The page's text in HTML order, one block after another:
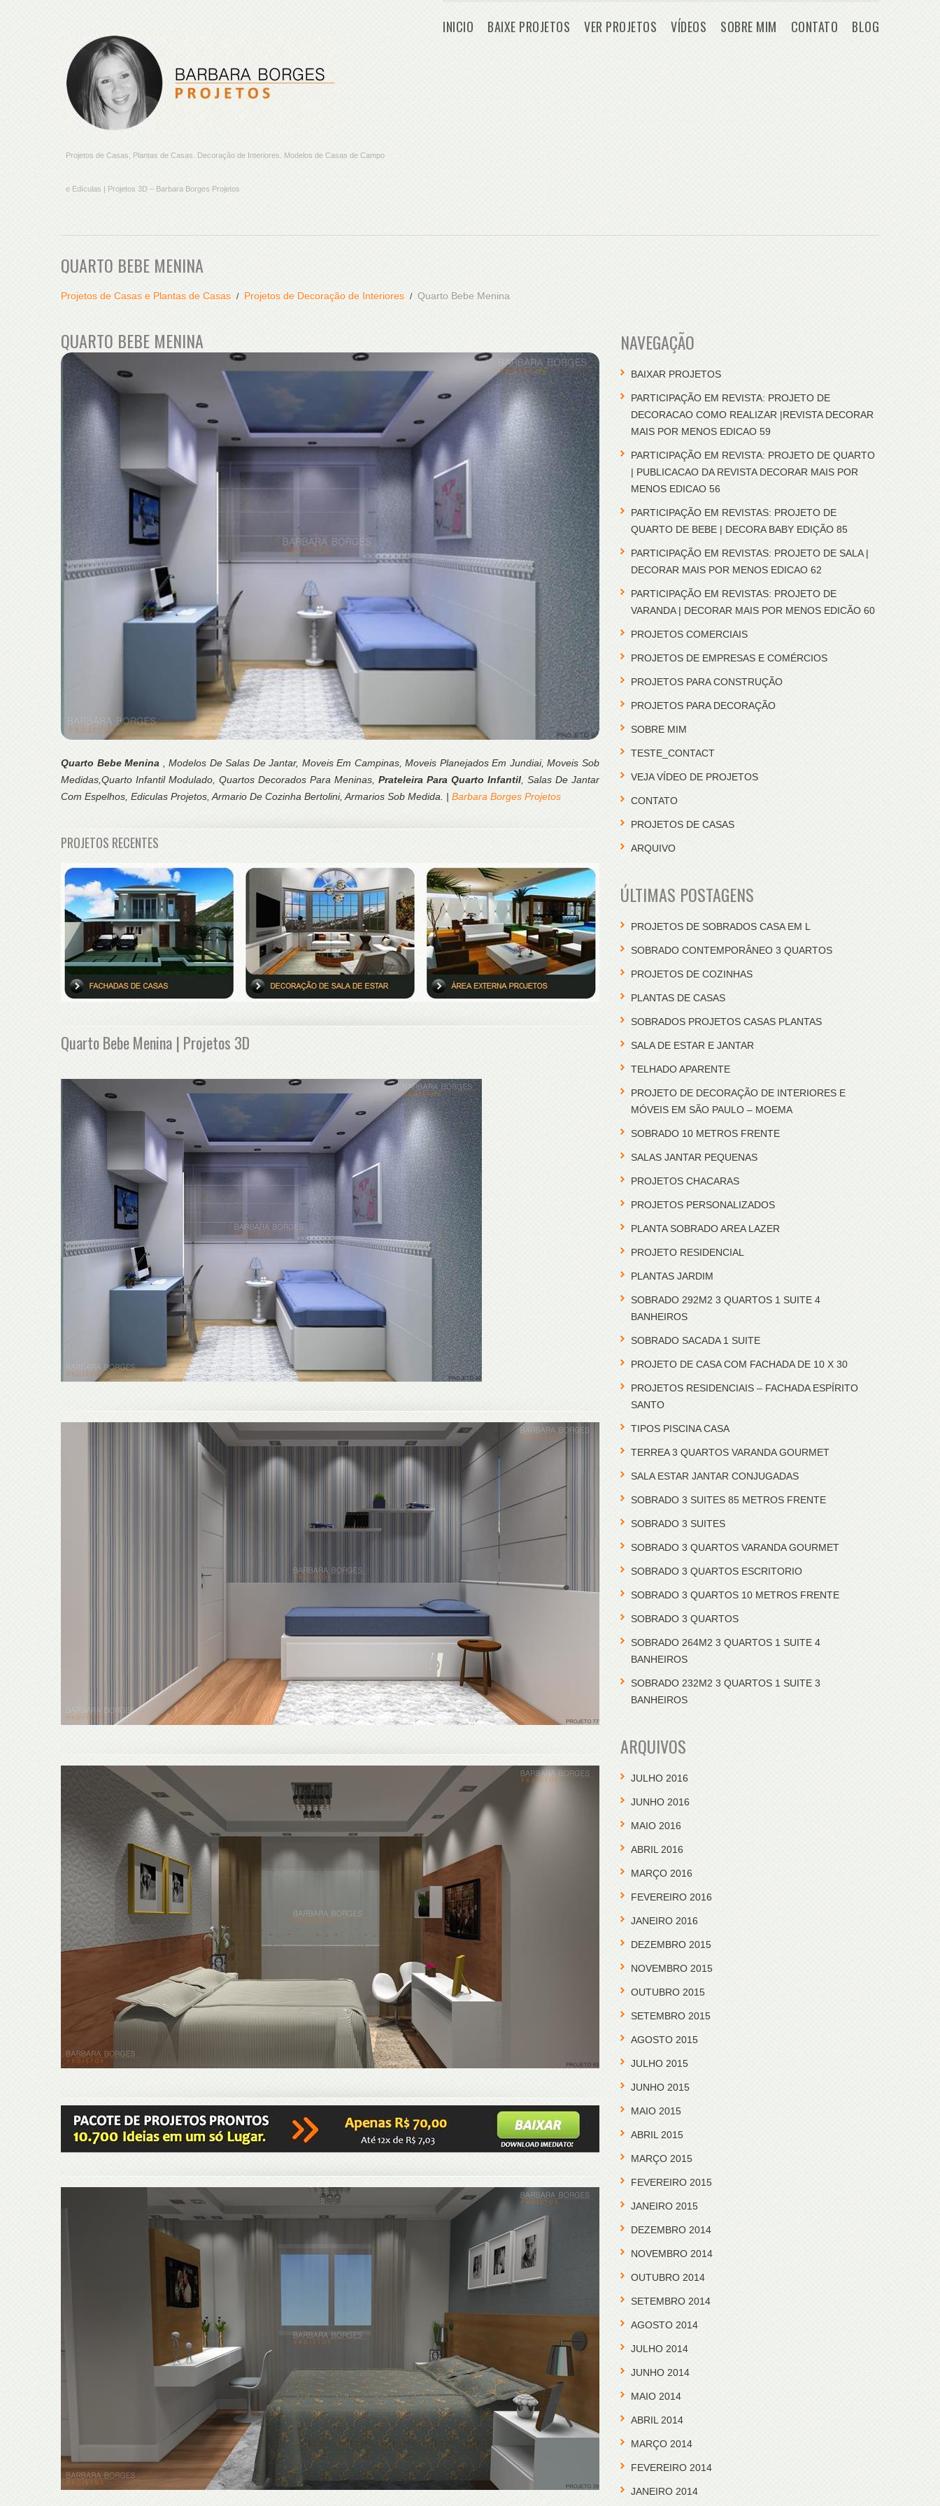
Projetos de Casas, Plantas de Casas. Decoração de Interiores. Modelos de Casas de Campo
e Edículas | Projetos 3D – Barbara Borges Projetos
INICIO BAIXE PROJETOS VER PROJETOS VÍDEOS SOBRE MIM CONTATO BLOG
QUARTO BEBE MENINA
Projetos de Casas e Plantas de Casas Projetos de Decoração de Interiores Quarto Bebe Menina
QUARTO BEBE MENINA
Quarto Bebe Menina
, Modelos De Salas De Jantar, Moveis Em Campinas, Moveis Planejados Em Jundiai, Moveis Sob
Medidas,Quarto Infantil Modulado, Quartos Decorados Para Meninas, Prateleira Para Quarto Infantil , Salas De Jantar
Com Espelhos, Ediculas Projetos, Armario De Cozinha Bertolini, Armarios Sob Medida. | Barbara Borges Projetos
PROJETOS RECENTES
Quarto Bebe Menina | Projetos 3D
NAVEGAÇÃO
BAIXAR PROJETOS
PARTICIPAÇÃO EM REVISTA: PROJETO DE
DECORACAO COMO REALIZAR |REVISTA DECORAR
MAIS POR MENOS EDICAO 59
PARTICIPAÇÃO EM REVISTA: PROJETO DE QUARTO
| PUBLICACAO DA REVISTA DECORAR MAIS POR
MENOS EDICAO 56
PARTICIPAÇÃO EM REVISTAS: PROJETO DE
QUARTO DE BEBE | DECORA BABY EDIÇÃO 85
PARTICIPAÇÃO EM REVISTAS: PROJETO DE SALA |
DECORAR MAIS POR MENOS EDICAO 62
PARTICIPAÇÃO EM REVISTAS: PROJETO DE
VARANDA | DECORAR MAIS POR MENOS EDICÃO 60
PROJETOS COMERCIAIS
PROJETOS DE EMPRESAS E COMÉRCIOS
PROJETOS PARA CONSTRUÇÃO
PROJETOS PARA DECORAÇÃO
SOBRE MIM
TESTE_CONTACT
VEJA VÍDEO DE PROJETOS
CONTATO
PROJETOS DE CASAS
ARQUIVO
ÚLTIMAS POSTAGENS
PROJETOS DE SOBRADOS CASA EM L
SOBRADO CONTEMPORÂNEO 3 QUARTOS
PROJETOS DE COZINHAS
PLANTAS DE CASAS
SOBRADOS PROJETOS CASAS PLANTAS
SALA DE ESTAR E JANTAR
TELHADO APARENTE
PROJETO DE DECORAÇÃO DE INTERIORES E
MÓVEIS EM SÃO PAULO – MOEMA
SOBRADO 10 METROS FRENTE
SALAS JANTAR PEQUENAS
PROJETOS CHACARAS
PROJETOS PERSONALIZADOS
PLANTA SOBRADO AREA LAZER
PROJETO RESIDENCIAL
PLANTAS JARDIM
SOBRADO 292M2 3 QUARTOS 1 SUITE 4
BANHEIROS
SOBRADO SACADA 1 SUITE
PROJETO DE CASA COM FACHADA DE 10 X 30
PROJETOS RESIDENCIAIS – FACHADA ESPÍRITO
SANTO
TIPOS PISCINA CASA
TERREA 3 QUARTOS VARANDA GOURMET
SALA ESTAR JANTAR CONJUGADAS
SOBRADO 3 SUITES 85 METROS FRENTE
SOBRADO 3 SUITES
SOBRADO 3 QUARTOS VARANDA GOURMET
SOBRADO 3 QUARTOS ESCRITORIO
SOBRADO 3 QUARTOS 10 METROS FRENTE
SOBRADO 3 QUARTOS
SOBRADO 264M2 3 QUARTOS 1 SUITE 4
BANHEIROS
SOBRADO 232M2 3 QUARTOS 1 SUITE 3
BANHEIROS
ARQUIVOS
JULHO 2016
JUNHO 2016
MAIO 2016
ABRIL 2016
MARÇO 2016
FEVEREIRO 2016
JANEIRO 2016
DEZEMBRO 2015
NOVEMBRO 2015
OUTUBRO 2015
SETEMBRO 2015
AGOSTO 2015
JULHO 2015
JUNHO 2015
MAIO 2015
ABRIL 2015
MARÇO 2015
FEVEREIRO 2015
JANEIRO 2015
DEZEMBRO 2014
NOVEMBRO 2014
OUTUBRO 2014
SETEMBRO 2014
AGOSTO 2014
JULHO 2014
JUNHO 2014
MAIO 2014
ABRIL 2014
MARÇO 2014
FEVEREIRO 2014
JANEIRO 2014